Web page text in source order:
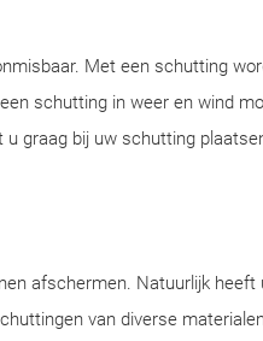
Met een schutting
schutting in weer en wind
graag bij uw schutting
afschermen. Natuurlijk heeft
van diverse